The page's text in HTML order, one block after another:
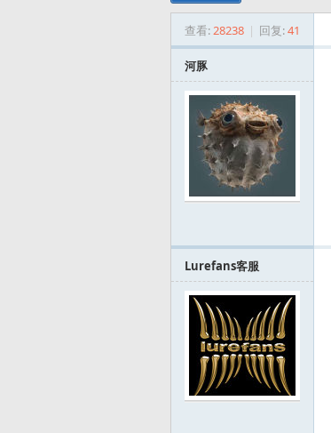
» ›
查看:28238 | 回复:41
河豚
Lurefans客服